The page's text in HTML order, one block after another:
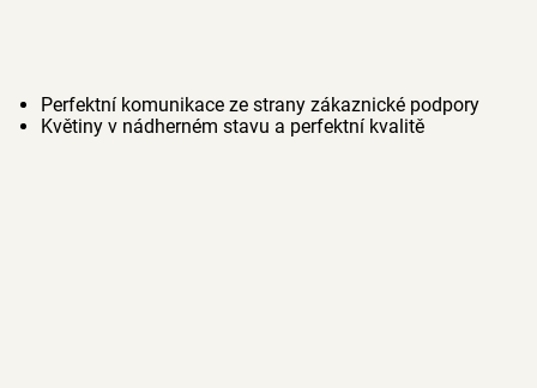
Perfektní komunikace ze strany zákaznické podpory
Květiny v nádherném stavu a perfektní kvalitě